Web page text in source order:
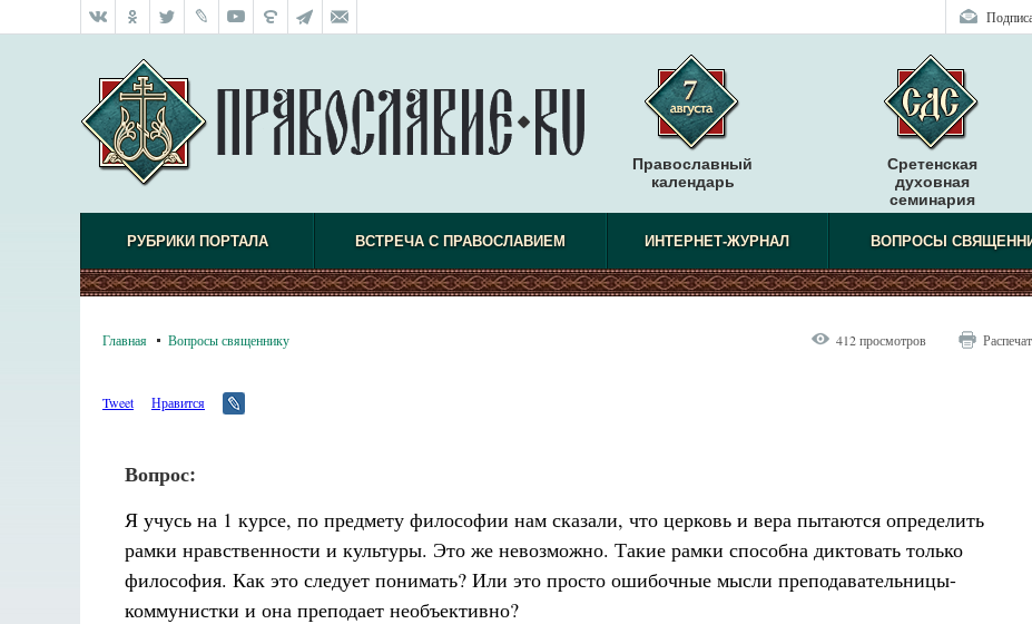
Православный
календарь
Сретенская
духовная
семинария
РУБРИКИ ПОРТАЛА ВСТРЕЧА С ПРАВОСЛАВИЕМ ИНТЕРНЕТ-ЖУРНАЛ ВОПРОСЫ
Главная Вопросы священнику 412 просмотров
Tweet Нравится
Вопрос:
Я учусь на 1 курсе, по предмету философии нам сказали, что церковь и вера пытаются определить
рамки нравственности и культуры. Это же невозможно. Такие рамки способна диктовать только
философия. Как это следует понимать? Или это просто ошибочные мысли преподавательницы-
коммунистки и она преподает необъективно?